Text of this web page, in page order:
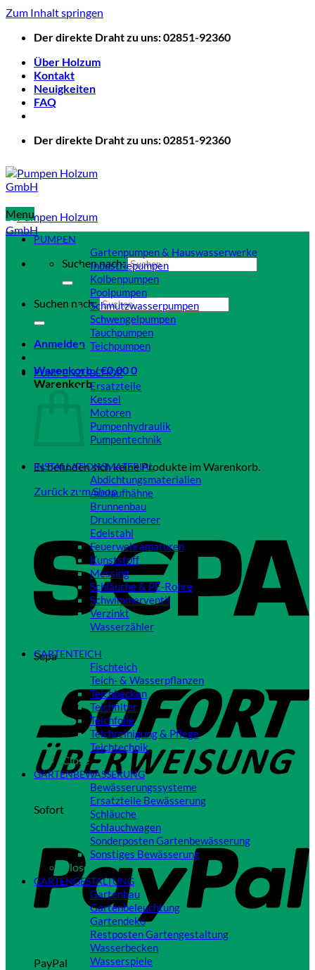
Zum Inhalt springen
Der direkte Draht zu uns: 02851-92360
Über Holzum
Kontakt
Neuigkeiten
FAQ
Der direkte Draht zu uns: 02851-92360
Suchen nach:
Suchen nach:
Anmelden
Warenkorb /€0,000
Warenkorb
Es befinden sich keine Produkte im Warenkorb.
Zurück zum Shop
Sepa
Sofort
PayPal
Menu
PUMPEN
Gartenpumpen & Hauswasserwerke
Industriepumpen
Kolbenpumpen
Poolpumpen
Schmutzwasserpumpen
Schwengelpumpen
Tauchpumpen
Teichpumpen
PUMPENZUBEHÖR
Ersatzteile
Kessel
Motoren
Pumpenhydraulik
Pumpentechnik
INSTALLATIONSMATERIAL
Abdichtungsmaterialien
Auslaufhähne
Brunnenbau
Druckminderer
Edelstahl
Feuerwehramaturen
Kunststoff
Messing
Schläuche & PE-Rohre
Schwimmerventil
Verzinkt
Wasserzähler
GARTENTEICH
Fischteich
Teich- & Wasserpflanzen
Teichbecken
Teichfilter
Teichfolie
Teichreinigung & Pflege
Teichtechnik
Close
GARTENBEWÄSSERUNG
Bewässerungssysteme
Ersatzteile Bewässerung
Schläuche
Schlauchwagen
Sonderposten Gartenbewässerung
Sonstiges Bewässerung
Close
GARTENGESTALTUNG
Gartenbau
Gartenbeleuchtung
Gartendeko
Restposten Gartengestaltung
Wasserbecken
Wasserspiele